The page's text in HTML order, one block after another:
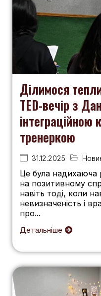
Ділимося
TED-вечір з
інтеграційною
тренеркою
31.12.2025
Це була надихаюча
на позитивному
навіть тоді, коли
невизначеність і
про...
Детальніше